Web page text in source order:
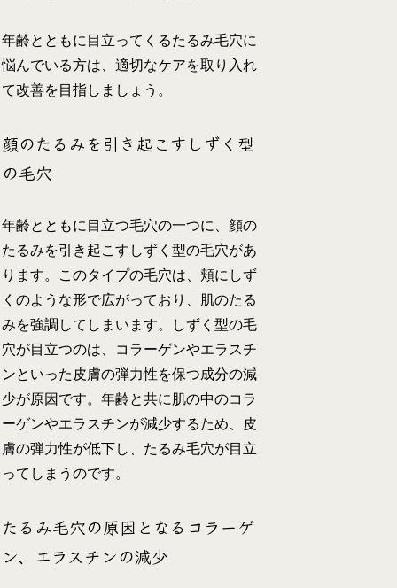
年齢とともに目立ってくるたるみ毛穴に
悩んでいる方は、適切なケアを取り入れ
て改善を目指しましょう。
顔のたるみを引き起こすしずく型
の毛穴
年齢とともに目立つ毛穴の一つに、顔の
たるみを引き起こすしずく型の毛穴があ
ります。このタイプの毛穴は、頬にしず
くのような形で広がっており、肌のたる
みを強調してしまいます。しずく型の毛
穴が目立つのは、コラーゲンやエラスチ
ンといった皮膚の弾力性を保つ成分の減
少が原因です。年齢と共に肌の中のコラ
ーゲンやエラスチンが減少するため、皮
膚の弾力性が低下し、たるみ毛穴が目立
ってしまうのです。
たるみ毛穴の原因となるコラーゲ
ン、エラスチンの減少